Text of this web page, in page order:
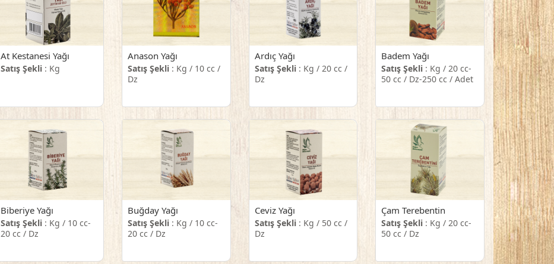
At Kestanesi Yağı
Satış Şekli : Kg
Anason Yağı
Satış Şekli : Kg / 10 cc /
Dz
Ardıç Yağı
Satış Şekli : Kg / 20 cc /
Dz
Badem Yağı
Satış Şekli : Kg / 20 cc-
50 cc / Dz-250 cc / Adet
Biberiye Yağı
Satış Şekli : Kg / 10 cc-
20 cc / Dz
Buğday Yağı
Satış Şekli : Kg / 10 cc-
20 cc / Dz
Ceviz Yağı
Satış Şekli : Kg / 50 cc /
Dz
Çam Terebentin
Satış Şekli : Kg / 20 cc-
50 cc / Dz